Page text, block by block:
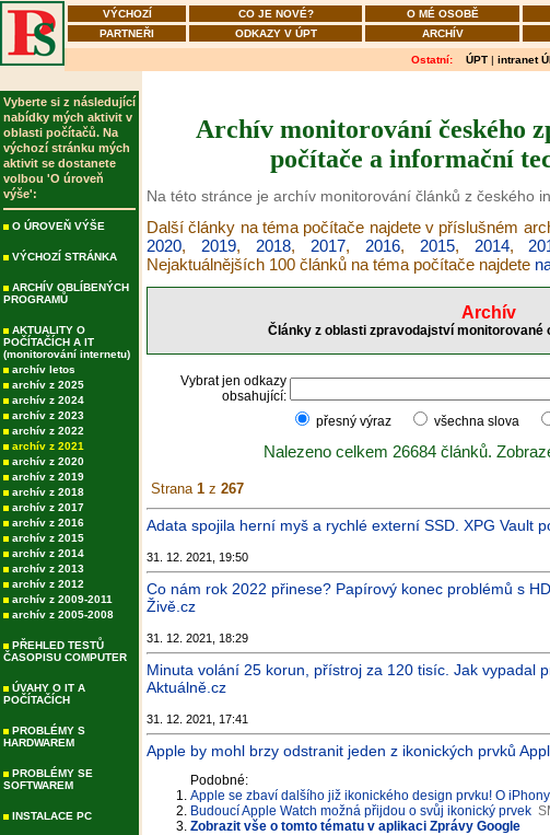
VÝCHOZÍ CO JE NOVÉ? O MÉ OSOBĚ
PARTNEŘI
ODKAZY V ÚPT ARCHÍV
Ostatní: ÚPT | intranet
Vyberte si z následující
nabídky mých aktivit v
oblasti počítačů. Na
výchozí stránku mých
aktivit se dostanete
volbou 'O úroveň
výše':
O ÚROVEŇ VÝŠE
VÝCHOZÍ STRÁNKA
ARCHÍV OBLÍBENÝCH
PROGRAMŮ
AKTUALITY O
POČÍTAČÍCH A IT
(monitorování internetu)
archív letos
archív z 2025
archív z 2024
archív z 2023
archív z 2022
archív z 2021
archív z 2020
archív z 2019
archív z 2018
archív z 2017
archív z 2016
archív z 2015
archív z 2014
archív z 2013
archív z 2012
archív z 2009-2011
archív z 2005-2008
PŘEHLED TESTŮ
ČASOPISU COMPUTER
ÚVAHY O IT A
POČÍTAČÍCH
PROBLÉMY S
HARDWAREM
PROBLÉMY SE
SOFTWAREM
INSTALACE PC
Archív monitorování českého
počítače a informační
Na této stránce je archív monitorování článků z českého
Další články na téma počítače najdete v příslušném
2020, 2019, 2018, 2017, 2016, 2015, 2014,
Nejaktuálnějších 100 článků na téma počítače najdete
Archív
Články z oblasti zpravodajství monitorované
Vybrat jen odkazy
obsahující:
přesný výraz
všechna slova
Nalezeno celkem 26684 článků.
Strana 1 z 267
Adata spojila herní myš a rychlé externí SSD. XPG Vault
31. 12. 2021, 19:50
Co nám rok 2022 přinese? Papírový konec problémů s
Živě.cz
31. 12. 2021, 18:29
Minuta volání 25 korun, přístroj za 120 tisíc. Jak vypadal
Aktuálně.cz
31. 12. 2021, 17:41
Apple by mohl brzy odstranit jeden z ikonických prvků
Podobné:
Apple se zbaví dalšího již ikonického design prvku! O
Budoucí Apple Watch možná přijdou o svůj ikonický prvek
Zobrazit vše o tomto tématu v aplikaci Zprávy Google